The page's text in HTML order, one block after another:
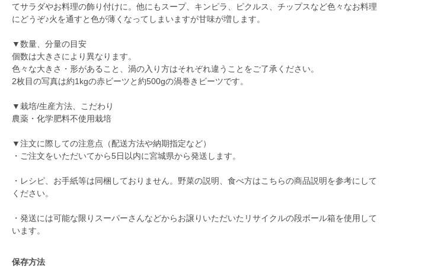
てサラダやお料理の飾り付けに。他にもスープ、キンピラ、ピクルス、チップスなど色々なお料理
にどうぞ♪火を通すと色が薄くなってしまいますが甘味が増します。
▼数量、分量の目安
個数は大きさにより異なります。
色々な大きさ・形があること、渦の入り方はそれぞれ違うことをご了承ください。
2枚目の写真は約1kgの赤ビーツと約500gの渦巻きビーツです。
▼栽培/生産方法、こだわり
農薬・化学肥料不使用栽培
▼注文に際しての注意点（配送方法や納期指定など）
・ご注文をいただいてから5日以内に宮城県から発送します。
・レシピ、お手紙等は同梱しておりません。野菜の説明、食べ方はこちらの商品説明を参考にして
ください。
・発送には可能な限りスーパーさんなどからお譲りいただいたリサイクルの段ボール箱を使用して
います。
保存方法